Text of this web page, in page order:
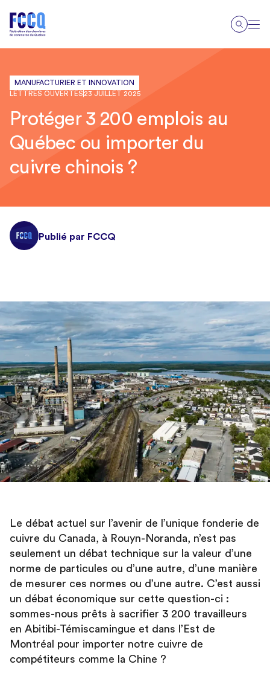
MANUFACTURIER ET INNOVATION
LETTRES OUVERTES 23 JUILLET 2025
Protéger 3 200 emplois au
Québec ou importer du
cuivre chinois ?
Publié par FCCQ
Le débat actuel sur l’avenir de l’unique fonderie de
cuivre du Canada, à Rouyn-Noranda, n’est pas
seulement un débat technique sur la valeur d’une
norme de particules ou d’une autre, d’une manière
de mesurer ces normes ou d’une autre. C’est aussi
un débat économique sur cette question-ci :
sommes-nous prêts à sacrifier 3 200 travailleurs
en Abitibi-Témiscamingue et dans l’Est de
Montréal pour importer notre cuivre de
compétiteurs comme la Chine ?